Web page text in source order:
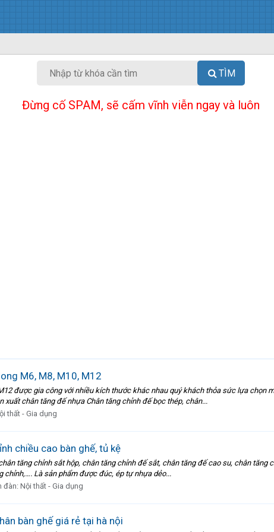
TÌM
Đừng cố SPAM, sẽ cấm vĩnh viễn ngay và luôn
M6, M8, M10, M12
được gia công với nhiều kích thước khác nhau quý khách thỏa sức lựa chọn
chân tăng đế nhựa Chân tăng chỉnh đế bọc thép, chân...
thất - Gia dụng
chiều cao bàn ghế, tủ kệ
tăng chỉnh sắt hộp, chân tăng chỉnh đế sắt, chân tăng đế cao su, chân
Là sản phẩm được đúc, ép tự nhựa dẻo...
đàn:Nội thất - Gia dụng
bàn ghế giá rẻ tại hà nội